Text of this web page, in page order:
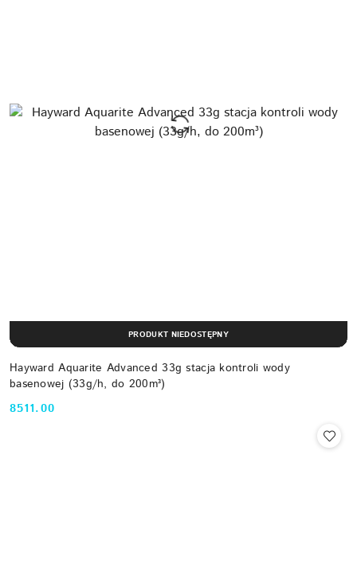
Hayward Aquarite Advanced 33g stacja kontroli wody
basenowej (33g/h, do 200m³)
Cena:
8511.00
PRODUKT NIEDOSTĘPNY